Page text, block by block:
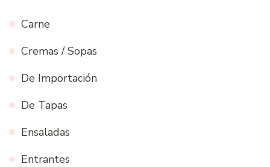
Carne
Cremas / Sopas
De Importación
De Tapas
Ensaladas
Entrantes